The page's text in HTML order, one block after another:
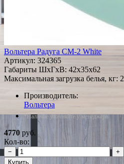
Вольтера Радуга СМ-2 White
Артикул: 324365
Габариты ШxГxВ: 42x35x62
Максимальная загрузка белья, кг: 2
Производитель:
Вольтера
*Наличие уточняйте у менеджера
4770 руб.
Кол-во:
−
+
Купить